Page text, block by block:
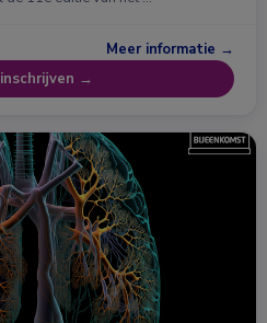
Meer informatie →
→